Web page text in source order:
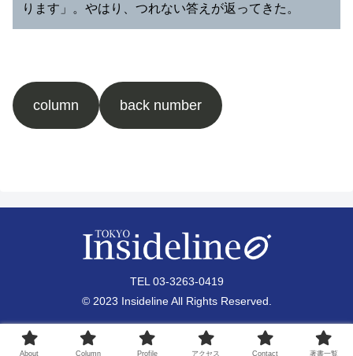
ります」。やはり、つれない答えが返ってきた。
column back number
TEL 03-3263-0419
© 2023 Insideline All Rights Reserved.
About Column Profile アクセス Contact 著書一覧